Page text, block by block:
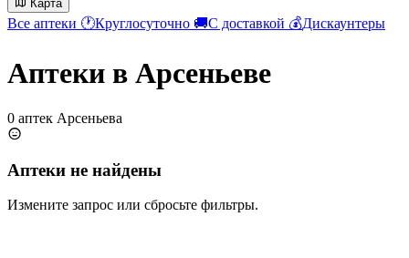
Карта
Все аптеки 🕐Круглосуточно 🚚С доставкой 💰Дискаунтеры
Аптеки в Арсеньеве
0 аптек Арсеньева
Аптеки не найдены
Измените запрос или сбросьте фильтры.